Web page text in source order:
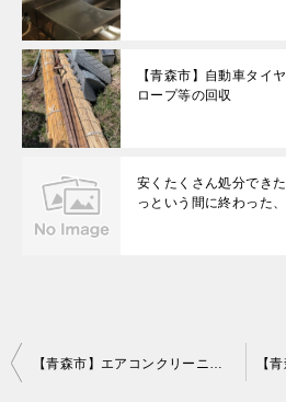
【青森市】自動車タイ
ロープ等の回収
安くたくさん処分でき
っという間に終わった
投
【青森市】エアコンクリーニングご依頼 お客様の声